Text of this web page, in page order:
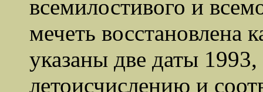
всемилостивого и
мечеть восстановлена
указаны две даты
летоисчислению и